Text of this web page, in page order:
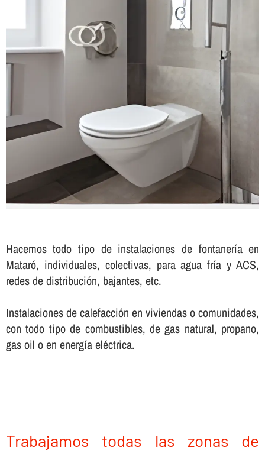
Hacemos todo tipo de instalaciones de fontanerí­a en
Mataró, individuales, colectivas, para agua frí­a y ACS,
redes de distribución, bajantes, etc.
Instalaciones de calefacción en viviendas o comunidades,
con todo tipo de combustibles, de gas natural, propano,
gas oil o en energí­a eléctrica.
Trabajamos todas las zonas de